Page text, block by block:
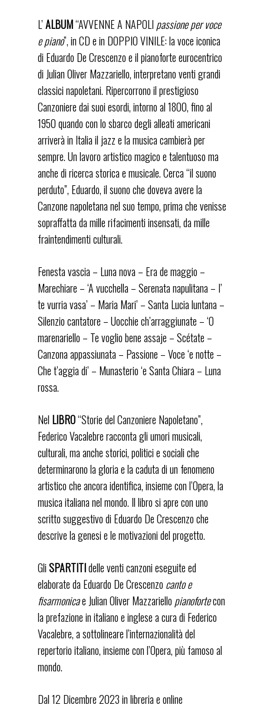
L’ALBUM“AVVENNE A NAPOLI passione per voce
e piano”, in CD e in DOPPIO VINILE: la voce iconica
di Eduardo De Crescenzo e il pianoforte eurocentrico
di Julian Oliver Mazzariello, interpretano venti grandi
classici napoletani. Ripercorrono il prestigioso
Canzoniere dai suoi esordi, intorno al 1800, fino al
1950 quando con lo sbarco degli alleati americani
arriverà in Italia il jazz e la musica cambierà per
sempre. Un lavoro artistico magico e talentuoso ma
anche di ricerca storica e musicale. Cerca “il suono
perduto”, Eduardo, il suono che doveva avere la
Canzone napoletana nel suo tempo, prima che venisse
sopraffatta da mille rifacimenti insensati, da mille
fraintendimenti culturali.
Fenesta vascia – Luna nova – Era de maggio –
Marechiare – ‘A vucchella – Serenata napulitana – I’
te vurria vasa’ – Maria Mari’ – Santa Lucia luntana –
Silenzio cantatore – Uocchie ch’arraggiunate – ‘O
marenariello – Te voglio bene assaje – Scétate –
Canzona appassiunata – Passione – Voce ‘e notte –
Che t’aggia di’ – Munasterio ‘e Santa Chiara – Luna
rossa.
Nel LIBRO“Storie del Canzoniere Napoletano”,
Federico Vacalebre racconta gli umori musicali,
culturali, ma anche storici, politici e sociali che
determinarono la gloria e la caduta di un fenomeno
artistico che ancora identifica, insieme con l’Opera, la
musica italiana nel mondo. Il libro si apre con uno
scritto suggestivo di Eduardo De Crescenzo che
descrive la genesi e le motivazioni del progetto.
GliSPARTITIdelle venti canzoni eseguite ed
elaborate da Eduardo De Crescenzo canto e
fisarmonicae Julian Oliver Mazzariello pianofortecon
la prefazione in italiano e inglese a cura di Federico
Vacalebre, a sottolineare l’internazionalità del
repertorio italiano, insieme con l’Opera, più famoso al
mondo.
Dal 12 Dicembre 2023 in libreria e online